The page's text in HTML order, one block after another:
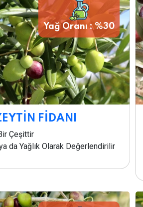
Yağ Oranı : %30
FİDANI
Çeşittir
da Yağlık Olarak Değerlendirilir